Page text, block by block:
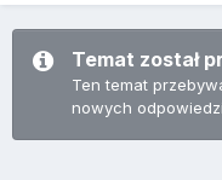
Temat został
Ten temat
nowych